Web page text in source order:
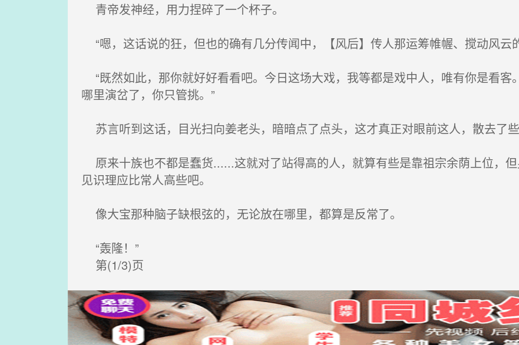
青帝发神经，用力捏碎了一个杯子。
“嗯，这话说的狂，但也的确有几分传闻中，【风后】传人那运筹帷幄、搅动风云
“既然如此，那你就好好看看吧。今日这场大戏，我等都是戏中人，唯有你是看客
哪里演岔了，你只管挑。”
苏言听到这话，目光扫向姜老头，暗暗点了点头，这才真正对眼前这人，散去了些
原来十族也不都是蠢货......这就对了站得高的人，就算有些是靠祖宗余荫上位，但
见识理应比常人高些吧。
像大宝那种脑子缺根弦的，无论放在哪里，都算是反常了。
“轰隆！”
第(1/3)页